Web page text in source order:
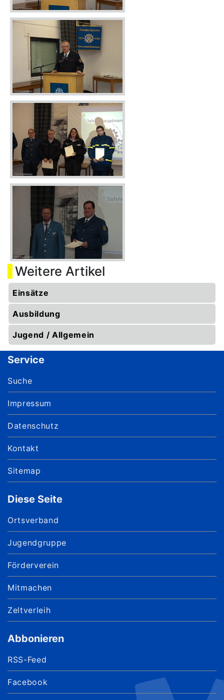
Weitere Artikel
Einsätze
Ausbildung
Jugend / Allgemein
Service
Suche
Impressum
Datenschutz
Kontakt
Sitemap
Diese Seite
Ortsverband
Jugendgruppe
Förderverein
Mitmachen
Zeltverleih
Abbonieren
RSS-Feed
Facebook